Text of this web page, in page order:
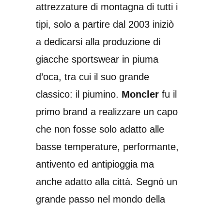
attrezzature di montagna di tutti i
tipi, solo a partire dal 2003 iniziò
a dedicarsi alla produzione di
giacche sportswear in piuma
d’oca, tra cui il suo grande
classico: il piumino. Moncler fu il
primo brand a realizzare un capo
che non fosse solo adatto alle
basse temperature, performante,
antivento ed antipioggia ma
anche adatto alla città. Segnò un
grande passo nel mondo della